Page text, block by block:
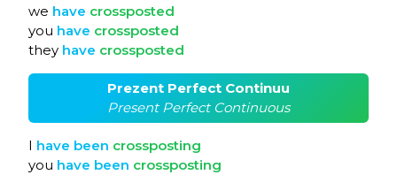
we have crossposted
you have crossposted
they have crossposted
Prezent Perfect Continuu
Present Perfect Continuous
I have been crossposting
you have been crossposting